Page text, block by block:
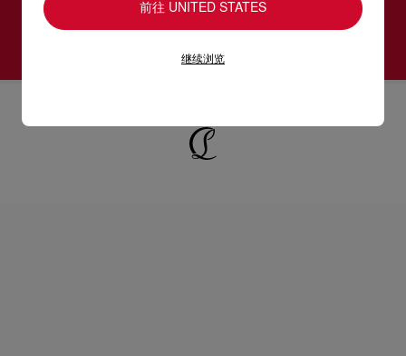
前往 UNITED STATES
继续浏览